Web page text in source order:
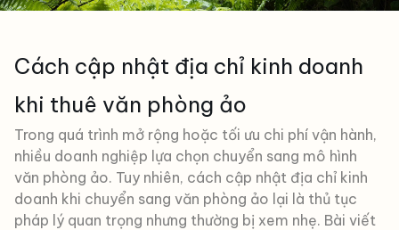
Cách cập nhật địa chỉ kinh doanh
khi thuê văn phòng ảo
Trong quá trình mở rộng hoặc tối ưu chi phí vận hành,
nhiều doanh nghiệp lựa chọn chuyển sang mô hình
văn phòng ảo. Tuy nhiên, cách cập nhật địa chỉ kinh
doanh khi chuyển sang văn phòng ảo lại là thủ tục
pháp lý quan trọng nhưng thường bị xem nhẹ. Bài viết